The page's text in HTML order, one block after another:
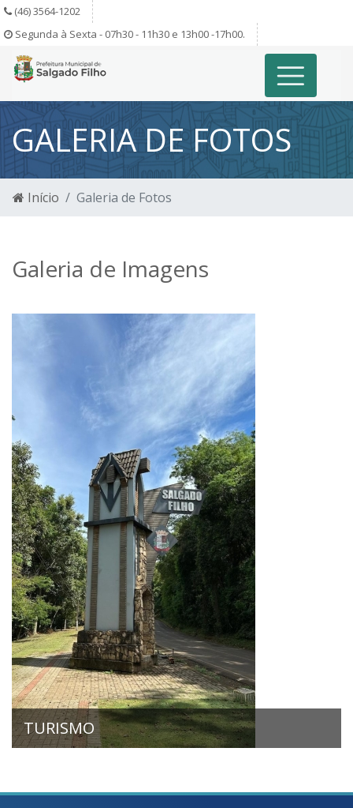
(46) 3564-1202
Segunda à Sexta - 07h30 - 11h30 e 13h00 -17h00.
GALERIA DE FOTOS
Início Galeria de Fotos
Galeria de Imagens
TURISMO